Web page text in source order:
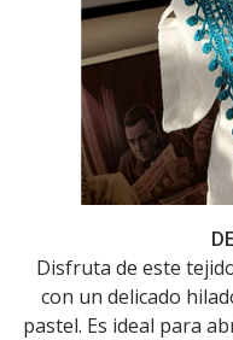
Disfruta de este
con un delicado
pastel. Es ideal para